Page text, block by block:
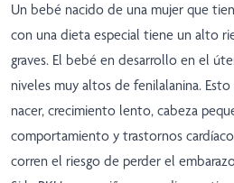
Un bebé nacido de una mujer que
con una dieta especial tiene un alto
graves. El bebé en desarrollo en el
niveles muy altos de fenilalanina.
nacer, crecimiento lento, cabeza
comportamiento y trastornos
corren el riesgo de perder el